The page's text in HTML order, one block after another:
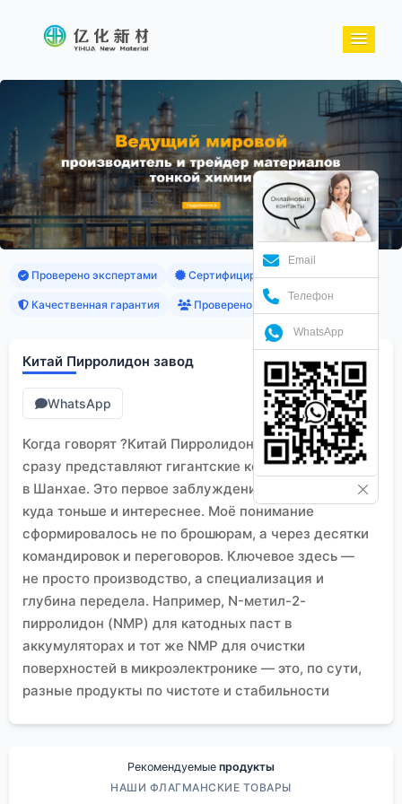
Проверено экспертами Сертифицированные продукты
Качественная гарантия Проверено клиентами
Китай Пирролидон завод
WhatsApp
Когда говорят ?Китай Пирролидон завод?, многие
сразу представляют гигантские комплексы где-то
в Шанхае. Это первое заблуждение. Реальность
куда тоньше и интереснее. Моё понимание
сформировалось не по брошюрам, а через десятки
командировок и переговоров. Ключевое здесь —
не просто производство, а специализация и
глубина передела. Например, N-метил-2-
пирролидон (NMP) для катодных паст в
аккумуляторах и тот же NMP для очистки
поверхностей в микроэлектронике — это, по сути,
разные продукты по чистоте и стабильности
Если брать северо-восток, например Ляонин, то
Рекомендуемые продукты
НАШИ ФЛАГМАНСКИЕ ТОВАРЫ
Email
Телефон
WhatsApp